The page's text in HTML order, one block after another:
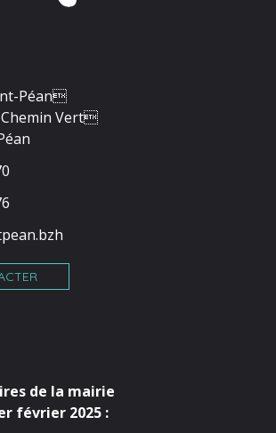
Péan
Chemin Vert
de la mairie
février 2025 :